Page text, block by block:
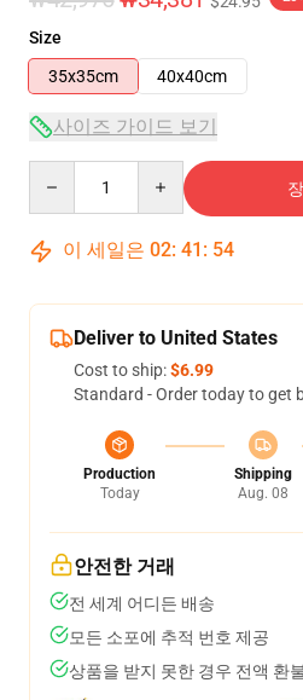
Size
35x35cm
40x40cm
사이즈 가이드 보기
이 세일은 02: 41 : 53
Deliver to United States
Cost to ship:$6.99
Standard - Order today to get
Production
Today
Shipping
Aug. 08
안전한 거래
전 세계 어디든 배송
모든 소포에 추적 번호 제공
상품을 받지 못한 경우 전액 환